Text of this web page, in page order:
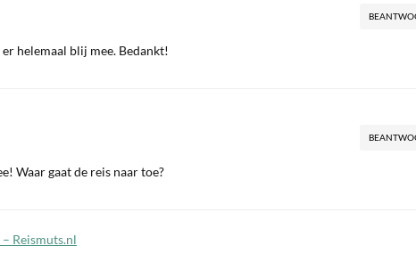
helemaal blij mee. Bedankt!
Waar gaat de reis naar toe?
Reismuts.nl